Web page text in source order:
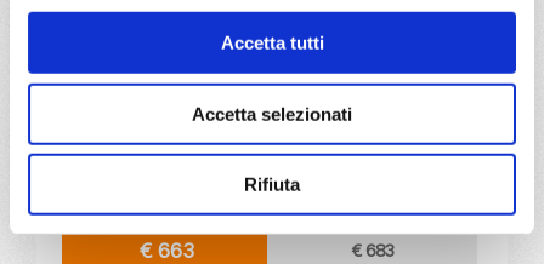
Accetta tutti
Accetta selezionati
Rifiuta
Mediterraneo8 giorni
daPalermocon
€ 663
€ 683